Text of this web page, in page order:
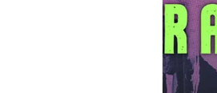
Francia